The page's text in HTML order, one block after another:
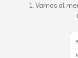
1. Vamos al